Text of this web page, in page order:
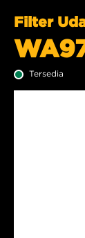
Filter
Tersedia